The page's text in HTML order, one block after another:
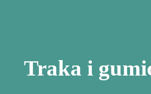
Traka i